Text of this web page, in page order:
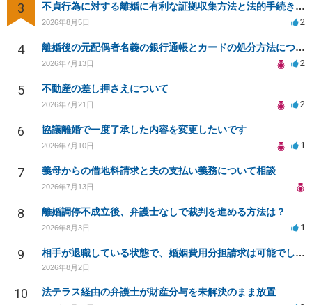
3 不貞行為に対する離婚に有利な証拠収集方法と法的手続きについて
2026年8月5日 2
4 離婚後の元配偶者名義の銀行通帳とカードの処分方法について
2026年7月13日 2
5 不動産の差し押さえについて
2026年7月21日 2
6 協議離婚で一度了承した内容を変更したいです
2026年7月10日 1
7 義母からの借地料請求と夫の支払い義務について相談
2026年7月13日
8 離婚調停不成立後、弁護士なしで裁判を進める方法は？
2026年8月3日 1
9 相手が退職している状態で、婚姻費用分担請求は可能でしょうか？
2026年8月2日
10 法テラス経由の弁護士が財産分与を未解決のまま放置